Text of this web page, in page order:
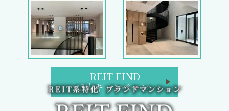
REIT FIND
5大キャンペーン